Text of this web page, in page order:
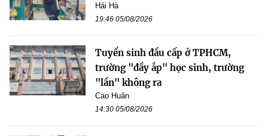
Hải Hà
19:46 05/08/2026
Tuyển sinh đầu cấp ở TPHCM,
trường "đầy ắp" học sinh, trường
"lần" không ra
Cao Huân
14:30 05/08/2026